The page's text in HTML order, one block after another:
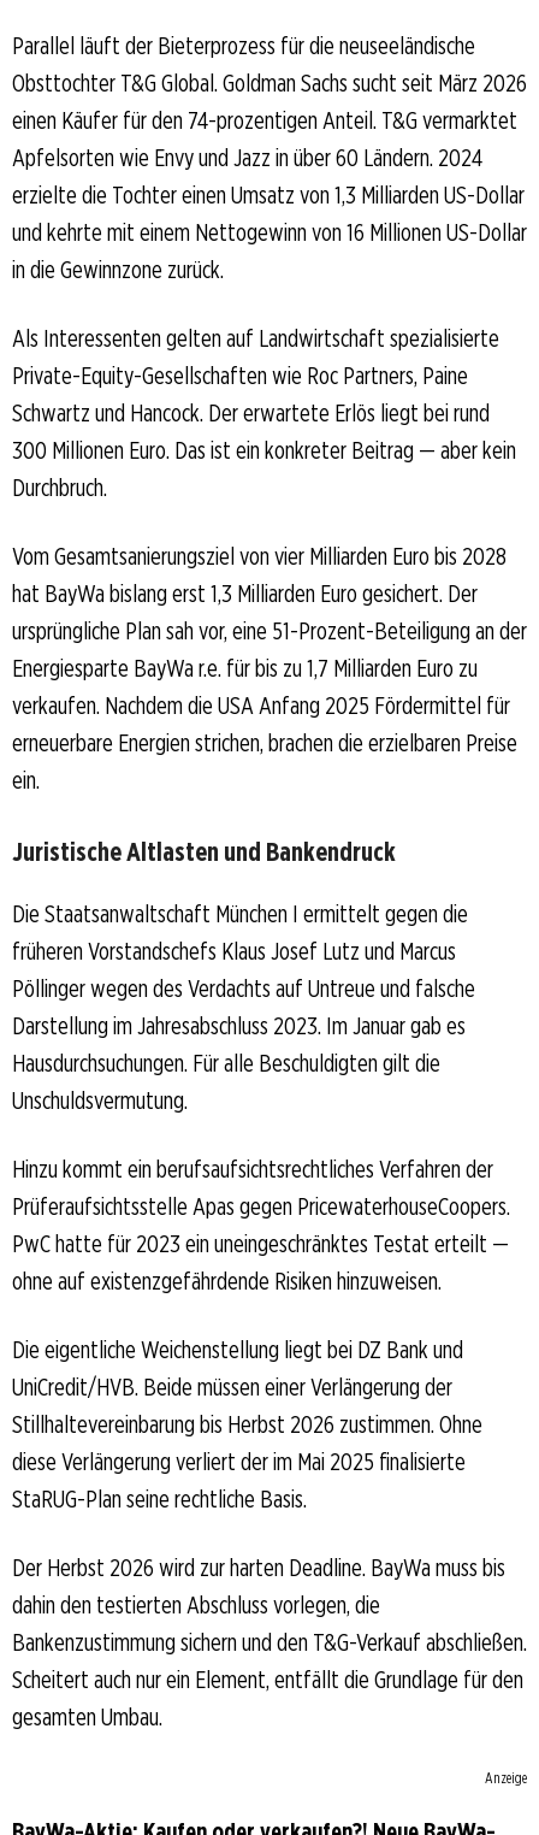
Parallel läuft der Bieterprozess für die neuseeländische
Obsttochter T&G Global. Goldman Sachs sucht seit März 2026
einen Käufer für den 74-prozentigen Anteil. T&G vermarktet
Apfelsorten wie Envy und Jazz in über 60 Ländern. 2024
erzielte die Tochter einen Umsatz von 1,3 Milliarden US-Dollar
und kehrte mit einem Nettogewinn von 16 Millionen US-Dollar
in die Gewinnzone zurück.
Als Interessenten gelten auf Landwirtschaft spezialisierte
Private-Equity-Gesellschaften wie Roc Partners, Paine
Schwartz und Hancock. Der erwartete Erlös liegt bei rund
300 Millionen Euro. Das ist ein konkreter Beitrag — aber kein
Durchbruch.
Vom Gesamtsanierungsziel von vier Milliarden Euro bis 2028
hat BayWa bislang erst 1,3 Milliarden Euro gesichert. Der
ursprüngliche Plan sah vor, eine 51-Prozent-Beteiligung an der
Energiesparte BayWa r.e. für bis zu 1,7 Milliarden Euro zu
verkaufen. Nachdem die USA Anfang 2025 Fördermittel für
erneuerbare Energien strichen, brachen die erzielbaren Preise
ein.
Juristische Altlasten und Bankendruck
Die Staatsanwaltschaft München I ermittelt gegen die
früheren Vorstandschefs Klaus Josef Lutz und Marcus
Pöllinger wegen des Verdachts auf Untreue und falsche
Darstellung im Jahresabschluss 2023. Im Januar gab es
Hausdurchsuchungen. Für alle Beschuldigten gilt die
Unschuldsvermutung.
Hinzu kommt ein berufsaufsichtsrechtliches Verfahren der
Prüferaufsichtsstelle Apas gegen PricewaterhouseCoopers.
PwC hatte für 2023 ein uneingeschränktes Testat erteilt —
ohne auf existenzgefährdende Risiken hinzuweisen.
Die eigentliche Weichenstellung liegt bei DZ Bank und
UniCredit/HVB. Beide müssen einer Verlängerung der
Stillhaltevereinbarung bis Herbst 2026 zustimmen. Ohne
diese Verlängerung verliert der im Mai 2025 finalisierte
StaRUG-Plan seine rechtliche Basis.
Der Herbst 2026 wird zur harten Deadline. BayWa muss bis
dahin den testierten Abschluss vorlegen, die
Bankenzustimmung sichern und den T&G-Verkauf abschließen.
Scheitert auch nur ein Element, entfällt die Grundlage für den
gesamten Umbau.
Anzeige